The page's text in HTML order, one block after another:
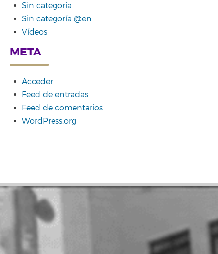
Sin categoría
Sin categoría @en
Vídeos
META
Acceder
Feed de entradas
Feed de comentarios
WordPress.org